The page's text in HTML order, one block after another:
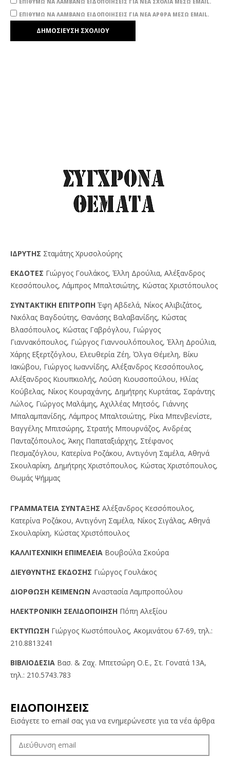
ΕΠΙΘΥΜΏ ΝΑ ΛΑΜΒΆΝΩ ΕΙΔΟΠΟΙΉΣΕΙΣ ΓΙΑ ΝΈΑ ΣΧΌΛΙΑ ΜΈΣΩ EMAIL.
ΕΠΙΘΥΜΏ ΝΑ ΛΑΜΒΆΝΩ ΕΙΔΟΠΟΙΉΣΕΙΣ ΓΙΑ ΝΈΑ ΆΡΘΡΑ ΜΈΣΩ EMAIL.
IΔPYTHΣ Σταμάτης Χρυσολούρης
EKΔOTEΣ Γιώργος Γουλάκος, Έλλη Δρούλια, Αλέξανδρος
Κεσσόπουλος, Λάμπρος Μπαλτσιώτης, Κώστας Χριστόπουλος
ΣYNTAKTIKH EΠITPOΠH Έφη Αβδελά, Νίκος Αλιβιζάτος,
Νικόλας Βαγδούτης, Θανάσης Βαλαβανίδης, Κώστας
Βλασόπουλος, Κώστας Γαβρόγλου, Γιώργος
Γιαννακόπουλος, Γιώργος Γιαννουλόπουλος, Έλλη Δρούλια,
Χάρης Εξερτζόγλου, Ελευθερία Ζέη, Όλγα Θέμελη, Βίκυ
Ιακώβου, Γιώργος Ιωαννίδης, Αλέξανδρος Κεσσόπουλος,
Αλέξανδρος Κιουπκιολής, Λούση Κιουσοπούλου, Ηλίας
Κούβελας, Νίκος Κουραχάνης, Δημήτρης Κυρτάτας, Σαράντης
Λώλος, Γιώργος Μαλάμης, Αχιλλέας Μητσός, Γιάννης
Μπαλαμπανίδης, Λάμπρος Μπαλτσιώτης, Ρίκα Μπενβενίστε,
Βαγγέλης Μπιτσώρης, Στρατής Μπουρνάζος, Ανδρέας
Πανταζόπουλος, Άκης Παπαταξιάρχης, Στέφανος
Πεσμαζόγλου, Κατερίνα Ροζάκου, Αντιγόνη Σαμέλα, Αθηνά
Σκουλαρίκη, Δημήτρης Χριστόπουλος, Κώστας Χριστόπουλος,
Θωμάς Ψήμμας
ΓPAMMATEIA ΣYNTAΞHΣ Αλέξανδρος Κεσσόπουλος,
Κατερίνα Ροζάκου, Αντιγόνη Σαμέλα, Νίκος Σιγάλας, Αθηνά
Σκουλαρίκη, Κώστας Χριστόπουλος
KAΛΛITEXNIKH EΠIMEΛEIA Βουβούλα Σκούρα
ΔIEYΘYNTHΣ EKΔOΣHΣ Γιώργος Γουλάκος
ΔIOPΘΩΣH KEIMENΩN Αναστασία Λαμπροπούλου
HΛEKTPONIKH ΣEΛIΔOΠOIHΣH Πόπη Αλεξίου
EKTYΠΩΣH Γιώργος Kωστόπουλος, Aκομινάτου 67-69, τηλ.:
210.8813241
BIBΛIOΔEΣIA Βασ. & Ζαχ. Μπετσώρη O.Ε., Στ. Γονατά 13A,
τηλ.: 210.5743.783
ΕΙΔΟΠΟΙΗΣΕΙΣ
Εισάγετε το email σας για να ενημερώνεστε για τα νέα άρθρα
ΔΙΕΎΘΥΝΣΗ